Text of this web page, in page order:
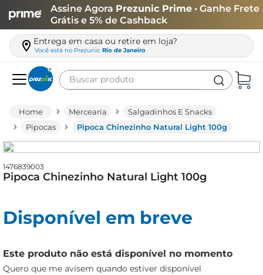
Assine Agora Prezunic Prime • Ganhe Frete
Grátis e 5% de Cashback
Entrega em casa ou retire em loja?
Você está no Prezunic Rio de Janeiro
Buscar produto
Mercearia
Salgadinhos E Snacks
Pipocas
Pipoca Chinezinho Natural Light 100g
1476839003
Pipoca Chinezinho Natural Light 100g
Disponível em breve
Este produto não está disponível no momento
Quero que me avisem quando estiver disponível
leite
queijo
azeite